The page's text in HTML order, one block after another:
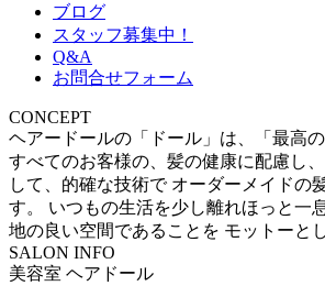
ブログ
スタッフ募集中！
Q&A
お問合せフォーム
CONCEPT
ヘアードールの「ドール」は、「最高
すべてのお客様の、髪の健康に配慮し
して、的確な技術で オーダーメイドの
す。 いつもの生活を少し離れほっと一
地の良い空間であることを モットーと
SALON INFO
美容室 ヘアドール